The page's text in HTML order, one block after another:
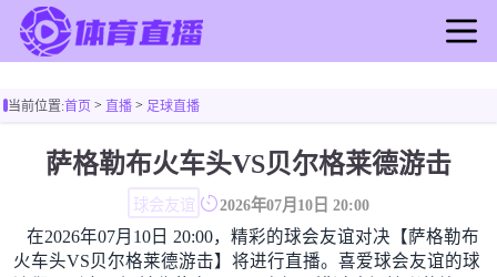
足球直播
篮球直播
足球录像
足球新闻
当前位置:首页> 直播> 足球直播
萨格勒布火车头VS贝尔格莱德游击
球会友谊 2026年07月10日 20:00
在2026年07月10日 20:00，精彩的球会友谊对决【萨格勒布
火车头VS贝尔格莱德游击】将进行直播。喜爱球会友谊的球